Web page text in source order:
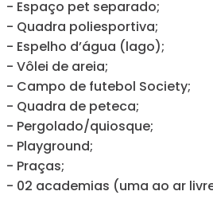
- Espaço pet separado;
- Quadra poliesportiva;
- Espelho d’água (lago);
- Vôlei de areia;
- Campo de futebol Society;
- Quadra de peteca;
- Pergolado/quiosque;
- Playground;
- Praças;
- 02 academias (uma ao ar